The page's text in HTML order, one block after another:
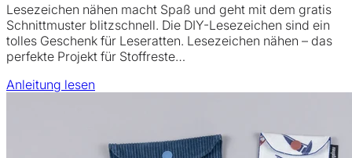
Lesezeichen nähen macht Spaß und geht mit dem gratis
Schnittmuster blitzschnell. Die DIY-Lesezeichen sind ein
tolles Geschenk für Leseratten. Lesezeichen nähen – das
perfekte Projekt für Stoffreste…
Anleitung lesen